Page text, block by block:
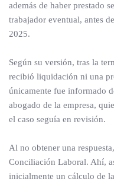
además de haber prestado
trabajador eventual, antes
2025.
Según su versión, tras la
recibió liquidación ni una
únicamente fue informado
abogado de la empresa,
el caso seguía en revisión.
Al no obtener una
Conciliación Laboral. Ahí,
inicialmente un cálculo de